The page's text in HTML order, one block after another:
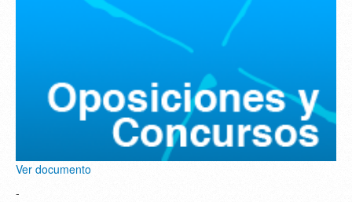
Ver documento
-